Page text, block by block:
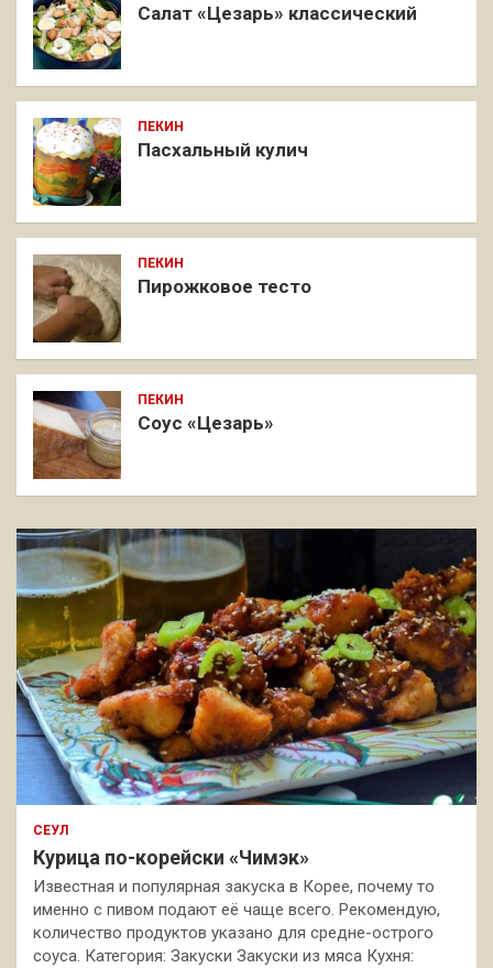
Салат «Цезарь» классический
ПЕКИН
Пасхальный кулич
ПЕКИН
Пирожковое тесто
ПЕКИН
Соус «Цезарь»
СЕУЛ
Курица по-корейски «Чимэк»
Известная и популярная закуска в Корее, почему то
именно с пивом подают её чаще всего. Рекомендую,
количество продуктов указано для средне-острого
соуса. Категория: Закуски Закуски из мяса Кухня: